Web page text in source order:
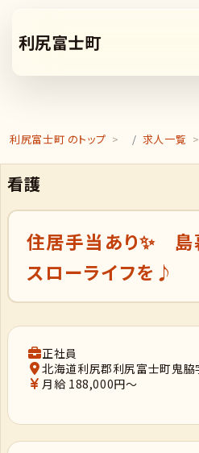
利尻富士町
利尻富士町 のトップ 求人一覧
看護
住居手当あり✨ 島
スローライフを♪
正社員
北海道利尻郡利尻富士町鬼
月給 188,000円～